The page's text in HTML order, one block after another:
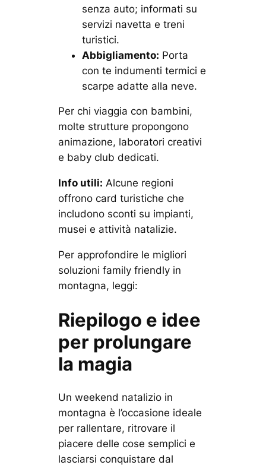
senza auto; informati su
servizi navetta e treni
turistici.
Abbigliamento: Porta
con te indumenti termici e
scarpe adatte alla neve.
Per chi viaggia con bambini,
molte strutture propongono
animazione, laboratori creativi
e baby club dedicati.
Info utili: Alcune regioni
offrono card turistiche che
includono sconti su impianti,
musei e attività natalizie.
Per approfondire le migliori
soluzioni family friendly in
montagna, leggi:
Riepilogo e idee
per prolungare
la magia
Un weekend natalizio in
montagna è l’occasione ideale
per rallentare, ritrovare il
piacere delle cose semplici e
lasciarsi conquistare dal